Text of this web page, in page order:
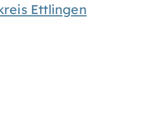
Ettlingen